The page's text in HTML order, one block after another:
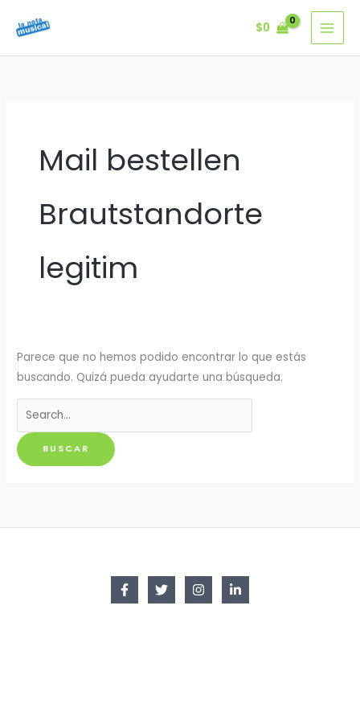
$0
Mail bestellen
Brautstandorte
legitim
Parece que no hemos podido encontrar lo que estás
buscando. Quizá pueda ayudarte una búsqueda.
Buscar
por: